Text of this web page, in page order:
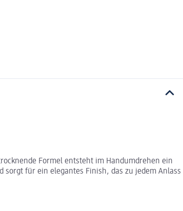
Formel entsteht im Handumdrehen ein
für ein elegantes Finish, das zu jedem Anlass